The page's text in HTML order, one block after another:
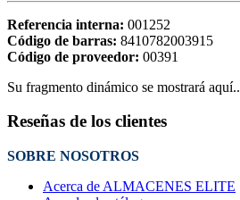
Referencia interna: 001252
Código de barras: 8410782003915
Código de proveedor: 00391
Su fragmento dinámico se mostrará
Reseñas de los clientes
SOBRE NOSOTROS
Acerca de ALMACENES ELITE